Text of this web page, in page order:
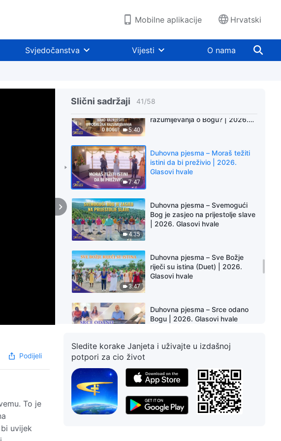
Mobilne aplikacije Hrvatski
Svjedočanstva Vijesti O nama
Slični sadržaji 41/58
9:15
prestati | 2026. Glasovi hvale
Duhovna pjesma – Neka svi
5:40
Duhovna pjesma – Kako
razumijevanja o Bogu? | 2026.
7:47
Duhovna pjesma – Moraš težiti
istini da bi preživio | 2026.
Glasovi hvale
4:35
Duhovna pjesma – Svemogući
Bog je zasjeo na prijestolje slave
| 2026. Glasovi hvale
3:47
Duhovna pjesma – Sve Božje
riječi su istina (Duet) | 2026.
Glasovi hvale
Duhovna pjesma – Srce odano
Bogu | 2026. Glasovi hvale
svjesni svoje misije? | 2026.
Glasovi hvale
Duhovna pjesma - Krist
Podijeli
To je
uvijek
Sledite korake Janjeta i uživajte u izdašnoj
potpori za cio život